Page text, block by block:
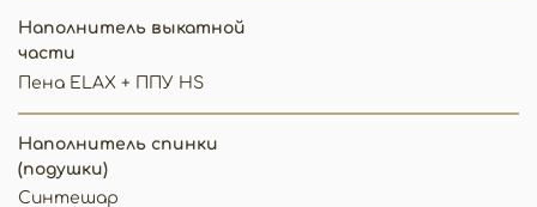
Наполнитель выкатной
части
Пена ELAX + ППУ HS
Наполнитель спинки
(подушки)
Синтешар